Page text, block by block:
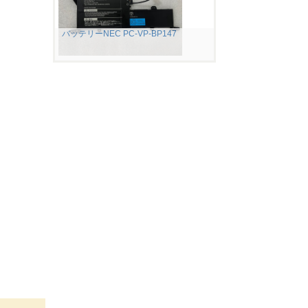
バッテリーNEC PC-VP-BP147